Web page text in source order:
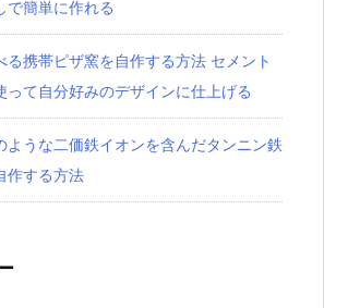
で簡単に作れる
る携帯ピザ窯を自作する方法 セメント
って自分好みのデザインに仕上げる
ような二価鉄イオンを含んだタンニン鉄
作する方法